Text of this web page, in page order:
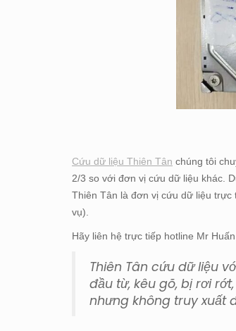
Cứu dữ liệu Thiên Tân chúng tôi
2/3 so với đơn vị cứu dữ liệu khác.
Thiên Tân là đơn vị cứu dữ liệu trực
vụ).
Hãy liên hệ trực tiếp hotline Mr
Thiên Tân cứu dữ liệu
đầu từ, kêu gõ, bị rơi
nhưng không truy xuất